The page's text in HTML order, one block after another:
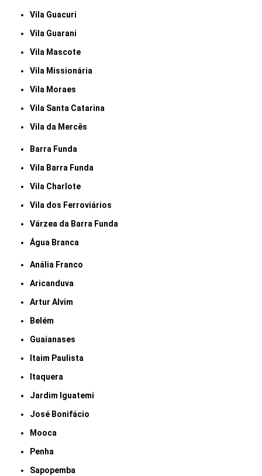
Vila Guacuri
Vila Guarani
Vila Mascote
Vila Missionária
Vila Moraes
Vila Santa Catarina
Vila da Mercês
Barra Funda
Vila Barra Funda
Vila Charlote
Vila dos Ferroviários
Várzea da Barra Funda
Água Branca
Anália Franco
Aricanduva
Artur Alvim
Belém
Guaianases
Itaim Paulista
Itaquera
Jardim Iguatemi
José Bonifácio
Mooca
Penha
Sapopemba